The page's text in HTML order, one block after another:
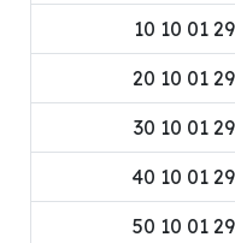
29 01 10 10
29 01 10 20
29 01 10 30
29 01 10 40
29 01 10 50